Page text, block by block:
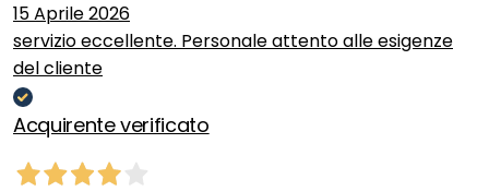
15 Aprile 2026
servizio eccellente. Personale attento alle esigenze
del cliente
Acquirente verificato